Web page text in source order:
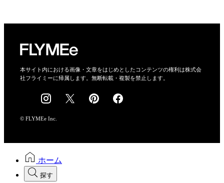
会社概要
採用情報
本サイト内における画像・文章をはじめとしたコンテンツの権利は株式会
社フライミーに帰属します。無断転載・複製を禁止します。
© FLYMEe Inc.
ホーム
探す